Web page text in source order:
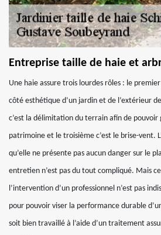
Entreprise taille de haie et
Une haie assure trois lourdes rôles : le
côté esthétique d’un jardin et de l’extérieur
c’est la délimitation du terrain afin de
patrimoine et le troisième c’est le brise-vent.
qu’elle ne présente pas aucun danger sur le
entretien n’est pas du tout compliqué. Mais
l’intervention d’un professionnel n’est pas
pour pouvoir viser la performance durable
soit bien travaillé à l’aide d’un traitement